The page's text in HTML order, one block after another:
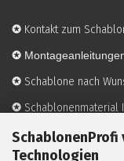
SchablonenProfi
Technologien
✪ Kontakt zum
✪
✪ Schablone nach
✪ Schablonenmaterial
✪Hersteller-hier